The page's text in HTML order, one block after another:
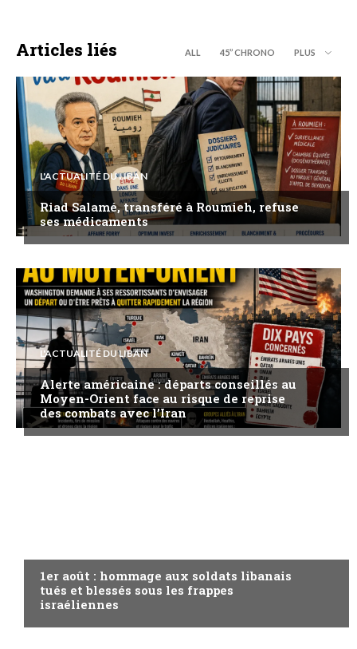
Articles liés ALL 45’’ CHRONO PLUS
L'ACTUALITÉ DU LIBAN
Riad Salamé, transféré à Roumieh, refuse
ses médicaments
L'ACTUALITÉ DU LIBAN
Alerte américaine : départs conseillés au
Moyen-Orient face au risque de reprise
des combats avec l’Iran
1er août : hommage aux soldats libanais
tués et blessés sous les frappes
israéliennes